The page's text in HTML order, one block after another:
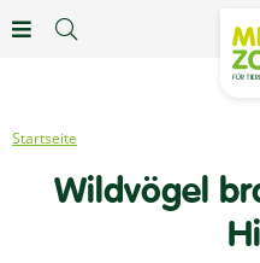
Wildvögel